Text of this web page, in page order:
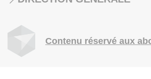
Contenu réservé aux